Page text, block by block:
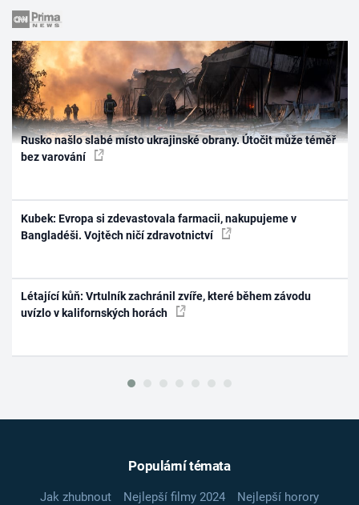
Rusko našlo slabé místo ukrajinské obrany. Útočit může téměř
bez varování
Kubek: Evropa si zdevastovala farmacii, nakupujeme v
Bangladéši. Vojtěch ničí zdravotnictví
Létající kůň: Vrtulník zachránil zvíře, které během závodu
uvízlo v kalifornských horách
Populární témata
Jak zhubnout Nejlepší filmy 2024
Nejlepší horory